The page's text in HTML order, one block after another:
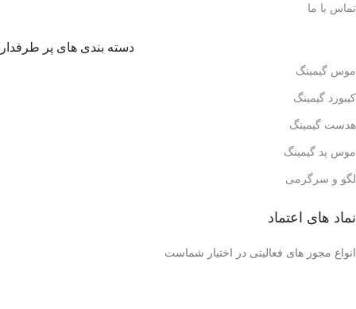
تماس با ما
دسته بندی های پر طرفدار
موس گیمینگ
کیبورد گیمینگ
هدست گیمینگ
موس پد گیمینگ
لگو و سرگرمی
نماد های اعتماد
انواع مجوز های فعالیتی در اختیار شماست